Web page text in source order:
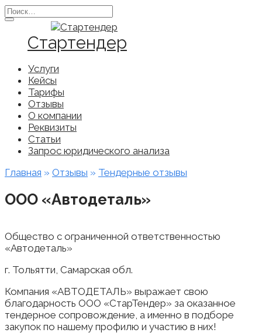
Перейти
к
содержанию
Search
for:
Стартендер
Услуги
Кейсы
Тарифы
Отзывы
О компании
Реквизиты
Статьи
Запрос юридического анализа
Главная » Отзывы » Тендерные отзывы
ООО «Автодеталь»
Общество с ограниченной ответственностью
«Автодеталь»
г. Тольятти, Самарская обл.
Компания «АВТОДЕТАЛЬ» выражает свою
благодарность ООО «СтарТендер» за оказанное
тендерное сопровождение, а именно в подборе
закупок по нашему профилю и участию в них!